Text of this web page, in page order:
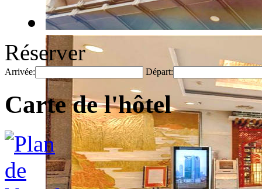
Réserver
Arrivée: Départ:
Carte de l'hôtel